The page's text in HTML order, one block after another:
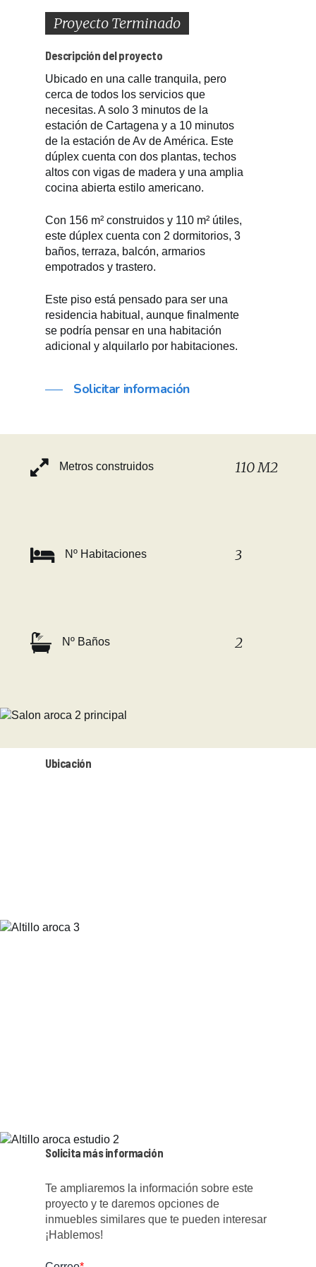
Proyecto Terminado
Descripción del proyecto
Ubicado en una calle tranquila, pero
cerca de todos los servicios que
necesitas. A solo 3 minutos de la
estación de Cartagena y a 10 minutos
de la estación de Av de América. Este
dúplex cuenta con dos plantas, techos
altos con vigas de madera y una amplia
cocina abierta estilo americano.
Con 156 m² construidos y 110 m² útiles,
este dúplex cuenta con 2 dormitorios, 3
baños, terraza, balcón, armarios
empotrados y trastero.
Este piso está pensado para ser una
residencia habitual, aunque finalmente
se podría pensar en una habitación
adicional y alquilarlo por habitaciones.
Solicitar información
Metros construidos 110 M2
Nº Habitaciones 3
Nº Baños 2
Ubicación
Solicita más información
Te ampliaremos la información sobre este
proyecto y te daremos opciones de
inmuebles similares que te pueden interesar
¡Hablemos!